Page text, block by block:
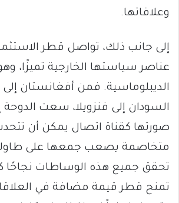
وعلاقاتها.
إلى جانب ذلك، تواصل قطر
عناصر سياستها الخارجية تميزًا،
الديبلوماسية. فمن أفغانستان
السودان إلى فنزويلا، سعت الدوحة
صورتها كقناة اتصال يمكن أن
متخاصمة يصعب جمعها على
تحقق جميع هذه الوساطات نجاحًا
تمنح قطر قيمة مضافة في